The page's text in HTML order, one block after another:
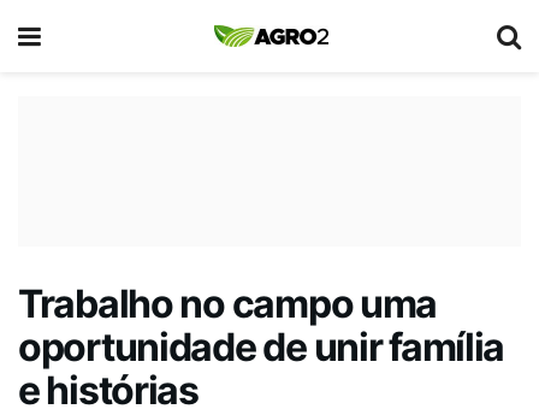
Trabalho no campo uma
oportunidade de unir família
e histórias